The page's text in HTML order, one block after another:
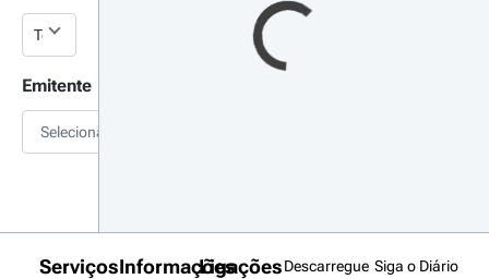
Emitente
Selecionar
ServiçosInformaçõesLigaçõesDescarregue Siga o Diário